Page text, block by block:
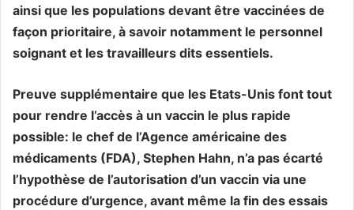
ainsi que les populations devant être vaccinées de
façon prioritaire, à savoir notamment le personnel
soignant et les travailleurs dits essentiels.
Preuve supplémentaire que les Etats-Unis font tout
pour rendre l’accès à un vaccin le plus rapide
possible: le chef de l’Agence américaine des
médicaments (FDA), Stephen Hahn, n’a pas écarté
l’hypothèse de l’autorisation d’un vaccin via une
procédure d’urgence, avant même la fin des essais